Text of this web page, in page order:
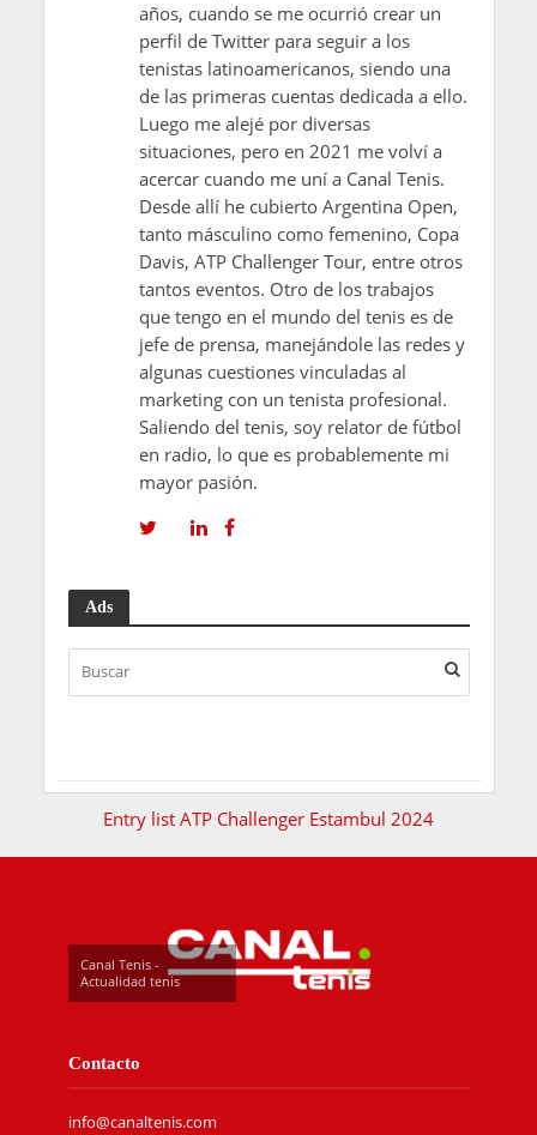
años, cuando se me ocurrió crear un
perfil de Twitter para seguir a los
tenistas latinoamericanos, siendo una
de las primeras cuentas dedicada a ello.
Luego me alejé por diversas
situaciones, pero en 2021 me volví a
acercar cuando me uní a Canal Tenis.
Desde allí he cubierto Argentina Open,
tanto másculino como femenino, Copa
Davis, ATP Challenger Tour, entre otros
tantos eventos. Otro de los trabajos
que tengo en el mundo del tenis es de
jefe de prensa, manejándole las redes y
algunas cuestiones vinculadas al
marketing con un tenista profesional.
Saliendo del tenis, soy relator de fútbol
en radio, lo que es probablemente mi
mayor pasión.
Ads
Entry list ATP Challenger Estambul 2024
Canal Tenis -
Actualidad tenis
Contacto
info@canaltenis.com